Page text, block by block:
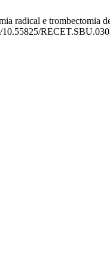
radical e trombectomia